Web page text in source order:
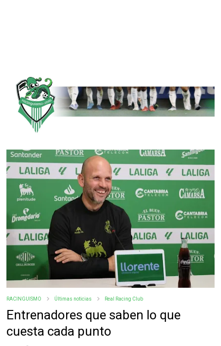
RACINGUISMO Últimas noticias Real Racing Club
Entrenadores que saben lo que
cuesta cada punto